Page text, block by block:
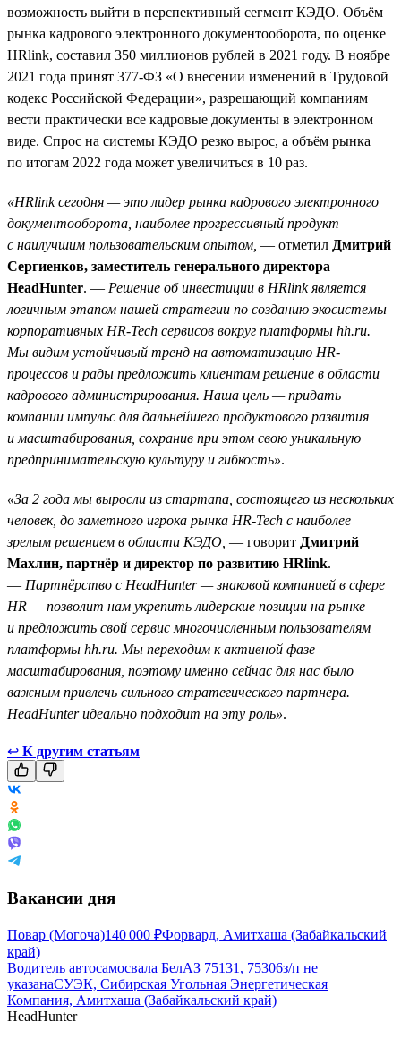
возможность выйти в перспективный сегмент КЭДО. Объём
рынка кадрового электронного документооборота, по оценке
HRlink, составил 350 миллионов рублей в 2021 году. В ноябре
2021 года принят 377-ФЗ «О внесении изменений в Трудовой
кодекс Российской Федерации», разрешающий компаниям
вести практически все кадровые документы в электронном
виде. Спрос на системы КЭДО резко вырос, а объём рынка
по итогам 2022 года может увеличиться в 10 раз.
«HRlink сегодня — это лидер рынка кадрового электронного
документооборота, наиболее прогрессивный продукт
с наилучшим пользовательским опытом, — отметил Дмитрий
Сергиенков, заместитель генерального директора
HeadHunter. — Решение об инвестиции в HRlink является
логичным этапом нашей стратегии по созданию экосистемы
корпоративных HR-Tech сервисов вокруг платформы hh.ru.
Мы видим устойчивый тренд на автоматизацию HR-
процессов и рады предложить клиентам решение в области
кадрового администрирования. Наша цель — придать
компании импульс для дальнейшего продуктового развития
и масштабирования, сохранив при этом свою уникальную
предпринимательскую культуру и гибкость».
«За 2 года мы выросли из стартапа, состоящего из нескольких
человек, до заметного игрока рынка HR-Tech с наиболее
зрелым решением в области КЭДО, — говорит Дмитрий
Махлин, партнёр и директор по развитию HRlink.
— Партнёрство с HeadHunter — знаковой компанией в сфере
HR — позволит нам укрепить лидерские позиции на рынке
и предложить свой сервис многочисленным пользователям
платформы hh.ru. Мы переходим к активной фазе
масштабирования, поэтому именно сейчас для нас было
важным привлечь сильного стратегического партнера.
HeadHunter идеально подходит на эту роль».
↩ К другим статьям
Вакансии дня
Повар (Могоча)140 000 ₽Форвард, Амитхаша (Забайкальский
край)
Водитель автосамосвала БелАЗ 75131, 75306з/п не
указанаСУЭК, Сибирская Угольная Энергетическая
Компания, Амитхаша (Забайкальский край)
HeadHunter